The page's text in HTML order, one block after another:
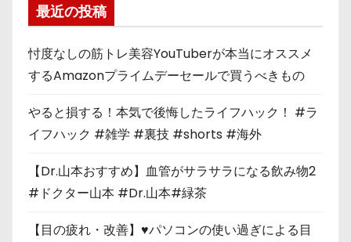
最近の投稿
忖度なしの筋トレ美容YouTuberが本当にオススメ
するAmazonプライムデーセールで買うべきもの
やると損する！本気で後悔したライフハック！ #ラ
イフハック #雑学 #裏技 #shorts #海外
【Dr.山本おすすめ】血管がサラサラになる飲み物2
#ドクター山本 #Dr.山本#緑茶
【目の疲れ・改善】♥パソコンの使い過ぎによる目